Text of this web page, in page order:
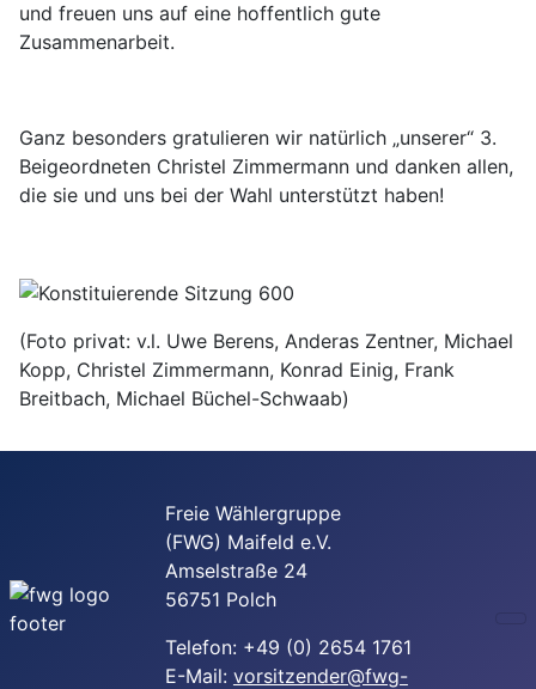
und freuen uns auf eine hoffentlich gute
Zusammenarbeit.
Ganz besonders gratulieren wir natürlich „unserer“ 3.
Beigeordneten Christel Zimmermann und danken allen,
die sie und uns bei der Wahl unterstützt haben!
(Foto privat: v.l. Uwe Berens, Anderas Zentner, Michael
Kopp, Christel Zimmermann, Konrad Einig, Frank
Breitbach, Michael Büchel-Schwaab)
Freie Wählergruppe
(FWG) Maifeld e.V.
Amselstraße 24
56751 Polch
Telefon: +49 (0) 2654 1761
E-Mail: vorsitzender@fwg-